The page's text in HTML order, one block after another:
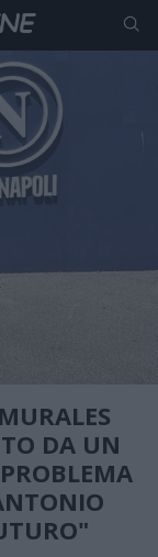
DA UN